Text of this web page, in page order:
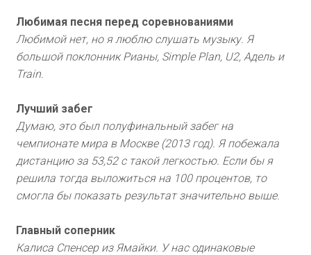
Любимая песня перед соревнованиями
Любимой нет, но я люблю слушать музыку. Я
большой поклонник Рианы, Simple Plan, U2, Адель и
Train.
Лучший забег
Думаю, это был полуфинальный забег на
чемпионате мира в Москве (2013 год). Я побежала
дистанцию за 53,52 с такой легкостью. Если бы я
решила тогда выложиться на 100 процентов, то
смогла бы показать результат значительно выше.
Главный соперник
Калиса Спенсер из Ямайки. У нас одинаковые